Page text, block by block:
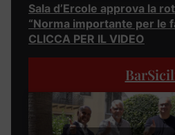
Sala d’Ercole approva la
“Norma importante per le
CLICCA PER IL VIDEO